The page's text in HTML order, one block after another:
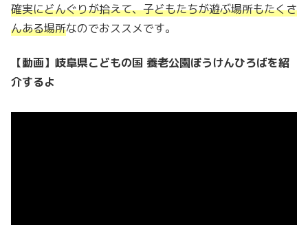
確実にどんぐりが拾えて、子どもたちが遊ぶ場所もたくさ
んある場所なのでおススメです。
【動画】岐阜県こどもの国 養老公園ぼうけんひろばを紹
介するよ